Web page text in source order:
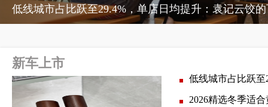
低线城市占比跃至29.4%，单店日均提升：袁记云饺
新车上市
低线城市占比跃
2026精选冬季适